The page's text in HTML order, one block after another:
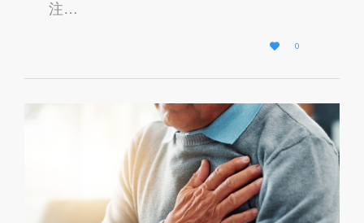
注…

L
O
I
0